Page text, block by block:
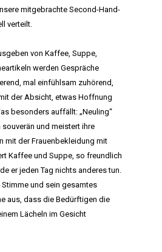
mitgebrachte Second-Hand-
verteilt.
von Kaffee, Suppe,
werden Gespräche
mal einfühlsam zuhörend,
der Absicht, etwas Hoffnung
besonders auffällt: „Neuling“
und meistert ihre
mit der Frauenbekleidung mit
Kaffee und Suppe, so freundlich
er jeden Tag nichts anderes tun.
und sein gesamtes
aus, dass die Bedürftigen die
Lächeln im Gesicht